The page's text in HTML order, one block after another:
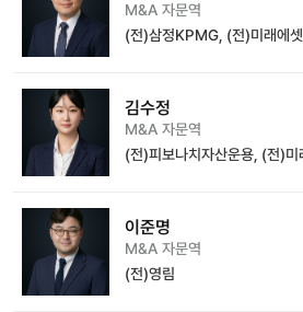
M&A 자문역
(전)삼정KPMG, (전)미래에
김수정
M&A 자문역
(전)피보나치자산운용, (전)
이준명
M&A 자문역
(전)영림